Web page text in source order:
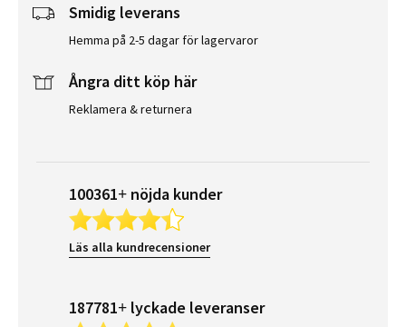
Smidig leverans
Hemma på 2-5 dagar för lagervaror
Ångra ditt köp här
Reklamera & returnera
100361+ nöjda kunder
Läs alla kundrecensioner
187781+ lyckade leveranser